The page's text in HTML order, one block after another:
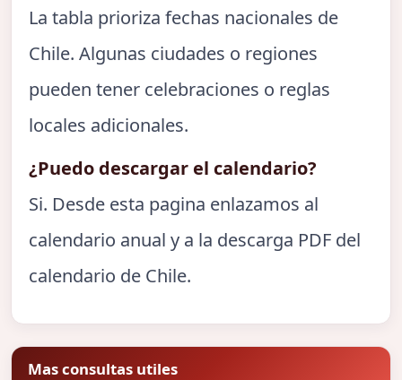
La tabla prioriza fechas nacionales de
Chile. Algunas ciudades o regiones
pueden tener celebraciones o reglas
locales adicionales.
¿Puedo descargar el calendario?
Si. Desde esta pagina enlazamos al
calendario anual y a la descarga PDF del
calendario de Chile.
Mas consultas utiles